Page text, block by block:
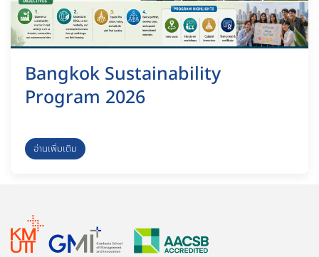
Bangkok Sustainability
Program 2026
อ่านเพิ่มเติม